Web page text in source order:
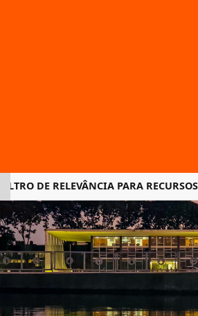
DE RELEVÂNCIA PARA RECURSOS
EM ALTA